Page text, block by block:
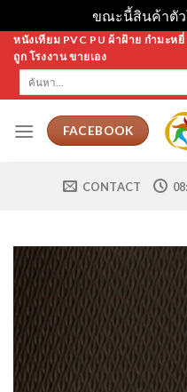
ขณะนี้สินค้าตัว
Skip
content
หนังเทียม PVC PU ผ้าฝ้าย กำมะ
ถูก โรงงาน ขายเอง
ค้นหา:
FACEBOOK
CONTACT